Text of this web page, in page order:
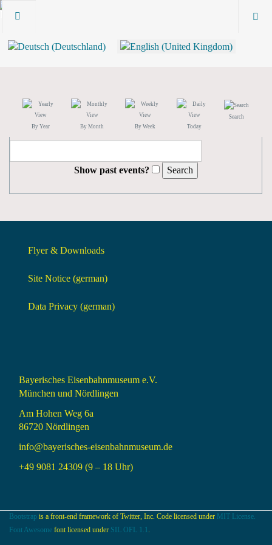
By Year By Month By Week Today
Search
Show past events?
Flyer & Downloads
Site Notice (german)
Data Privacy (german)
Bayerisches Eisenbahnmuseum e.V.
München und Nördlingen
Am Hohen Weg 6a
86720 Nördlingen
info@bayerisches-eisenbahnmuseum.de
+49 9081 24309 (9 – 18 Uhr)
Bootstrap is a front-end framework of Twitter, Inc. Code licensed under MIT License.
Font Awesome font licensed under SIL OFL 1.1 .